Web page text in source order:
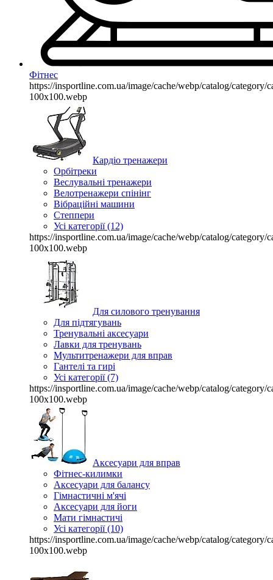
Фітнес
https://insportline.com.ua/image/cache/webp/catalog/category/
100x100.webp
Кардіо тренажери
Орбітреки
Веслувальні тренажери
Велотренажери спінінг
Вібраційні машини
Степпери
Усі категорії (12)
https://insportline.com.ua/image/cache/webp/catalog/category/
100x100.webp
Для силового тренування
Для підтягувань
Тренувальні аксесуари
Лавки для тренувань
Мультитренажери для вправ
Гантелі та гирі
Усі категорії (7)
https://insportline.com.ua/image/cache/webp/catalog/category/
100x100.webp
Аксесуари для вправ
Фітнес-килимки
Аксесуари для балансу
Гімнастичні м'ячі
Аксесуари для йоги
Мати гімнастичі
Усі категорії (10)
https://insportline.com.ua/image/cache/webp/catalog/category/
100x100.webp